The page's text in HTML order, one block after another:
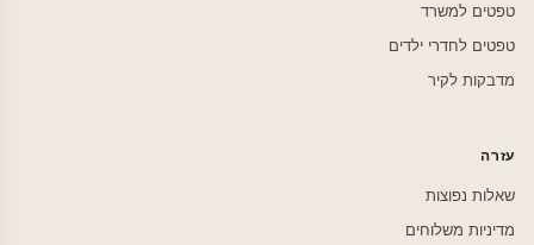
טפטים למשרד
טפטים לחדרי ילדים
מדבקות לקיר
עזרה
שאלות נפוצות
מדיניות משלוחים